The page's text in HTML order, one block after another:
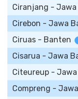
Ciranjang -
Cirebon - Jawa
Ciruas - Banten
Cisarua - Jawa
Citeureup -
Compreng -